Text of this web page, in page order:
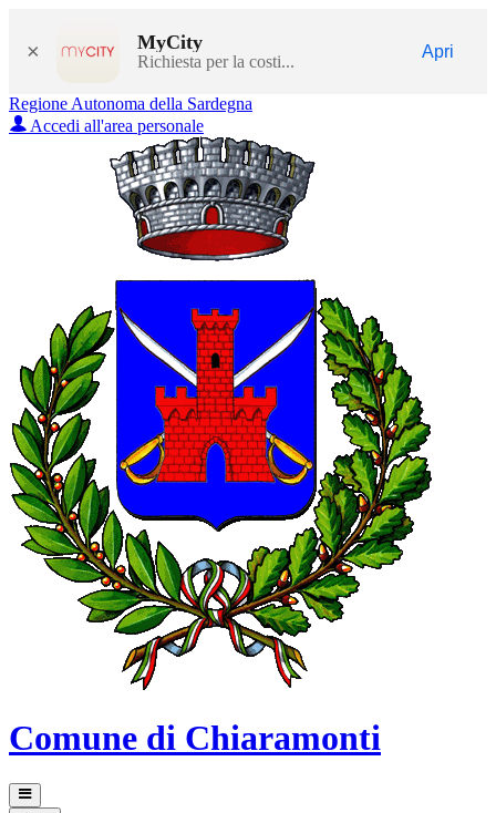
× MyCity
Richiesta per la costi...
Apri
Regione Autonoma della Sardegna
Accedi all'area personale
Comune di Chiaramonti